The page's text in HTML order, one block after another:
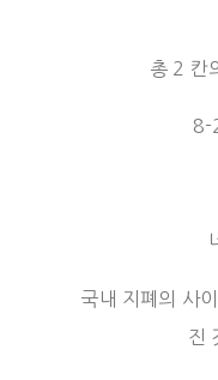
총 2 칸
8-
국내 지폐의 사
진